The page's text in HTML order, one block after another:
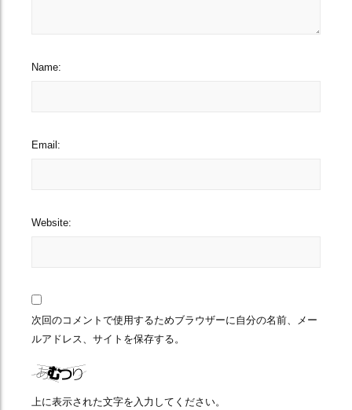
Name:
Email:
Website:
次回のコメントで使用するためブラウザーに自分の名前、メー
ルアドレス、サイトを保存する。
上に表示された文字を入力してください。